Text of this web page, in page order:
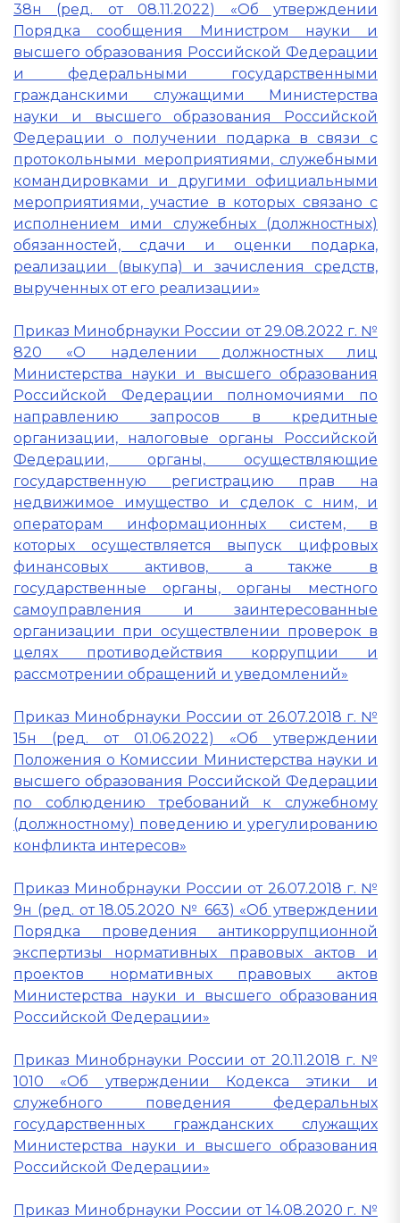
38н (ред. от 08.11.2022) «Об утверждении
Порядка сообщения Министром науки и
высшего образования Российской Федерации
и федеральными государственными
гражданскими служащими Министерства
науки и высшего образования Российской
Федерации о получении подарка в связи с
протокольными мероприятиями, служебными
командировками и другими официальными
мероприятиями, участие в которых связано с
исполнением ими служебных (должностных)
обязанностей, сдачи и оценки подарка,
реализации (выкупа) и зачисления средств,
вырученных от его реализации»
Приказ Минобрнауки России от 29.08.2022 г. №
820 «О наделении должностных лиц
Министерства науки и высшего образования
Российской Федерации полномочиями по
направлению запросов в кредитные
организации, налоговые органы Российской
Федерации, органы, осуществляющие
государственную регистрацию прав на
недвижимое имущество и сделок с ним, и
операторам информационных систем, в
которых осуществляется выпуск цифровых
финансовых активов, а также в
государственные органы, органы местного
самоуправления и заинтересованные
организации при осуществлении проверок в
целях противодействия коррупции и
рассмотрении обращений и уведомлений»
Приказ Минобрнауки России от 26.07.2018 г. №
15н (ред. от 01.06.2022) «Об утверждении
Положения о Комиссии Министерства науки и
высшего образования Российской Федерации
по соблюдению требований к служебному
(должностному) поведению и урегулированию
конфликта интересов»
Приказ Минобрнауки России от 26.07.2018 г. №
9н (ред. от 18.05.2020 № 663) «Об утверждении
Порядка проведения антикоррупционной
экспертизы нормативных правовых актов и
проектов нормативных правовых актов
Министерства науки и высшего образования
Российской Федерации»
Приказ Минобрнауки России от 20.11.2018 г. №
1010 «Об утверждении Кодекса этики и
служебного поведения федеральных
государственных гражданских служащих
Министерства науки и высшего образования
Российской Федерации»
Приказ Минобрнауки России от 14.08.2020 г. №